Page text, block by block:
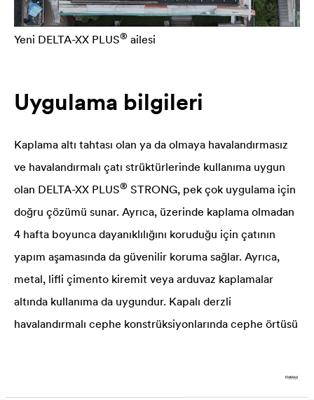
Yeni DELTA-XX PLUS® ailesi
Uygulama bilgileri
Kaplama altı tahtası olan ya da olmaya havalandırmasız
ve havalandırmalı çatı strüktürlerinde kullanıma uygun
olan DELTA-XX PLUS® STRONG, pek çok uygulama için
doğru çözümü sunar. Ayrıca, üzerinde kaplama olmadan
4 hafta boyunca dayanıklılığını koruduğu için çatının
yapım aşamasında da güvenilir koruma sağlar. Ayrıca,
metal, lifli çimento kiremit veya arduvaz kaplamalar
altında kullanıma da uygundur. Kapalı derzli
havalandırmalı cephe konstrüksiyonlarında cephe örtüsü